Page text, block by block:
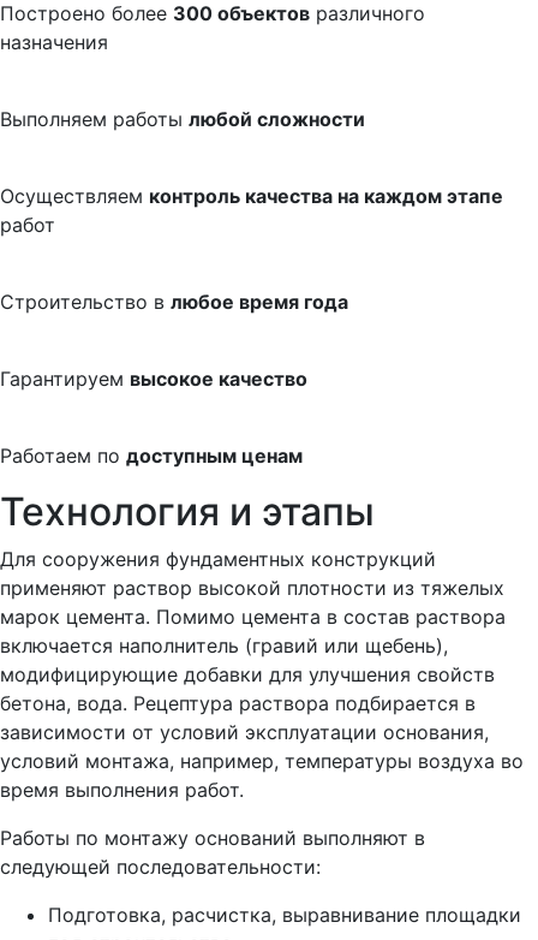
Построено более 300 объектов различного
назначения
Выполняем работы любой сложности
Осуществляем контроль качества на каждом этапе
работ
Строительство в любое время года
Гарантируем высокое качество
Работаем по доступным ценам
Технология и этапы
Для сооружения фундаментных конструкций
применяют раствор высокой плотности из тяжелых
марок цемента. Помимо цемента в состав раствора
включается наполнитель (гравий или щебень),
модифицирующие добавки для улучшения свойств
бетона, вода. Рецептура раствора подбирается в
зависимости от условий эксплуатации основания,
условий монтажа, например, температуры воздуха во
время выполнения работ.
Работы по монтажу оснований выполняют в
следующей последовательности:
Подготовка, расчистка, выравнивание площадки